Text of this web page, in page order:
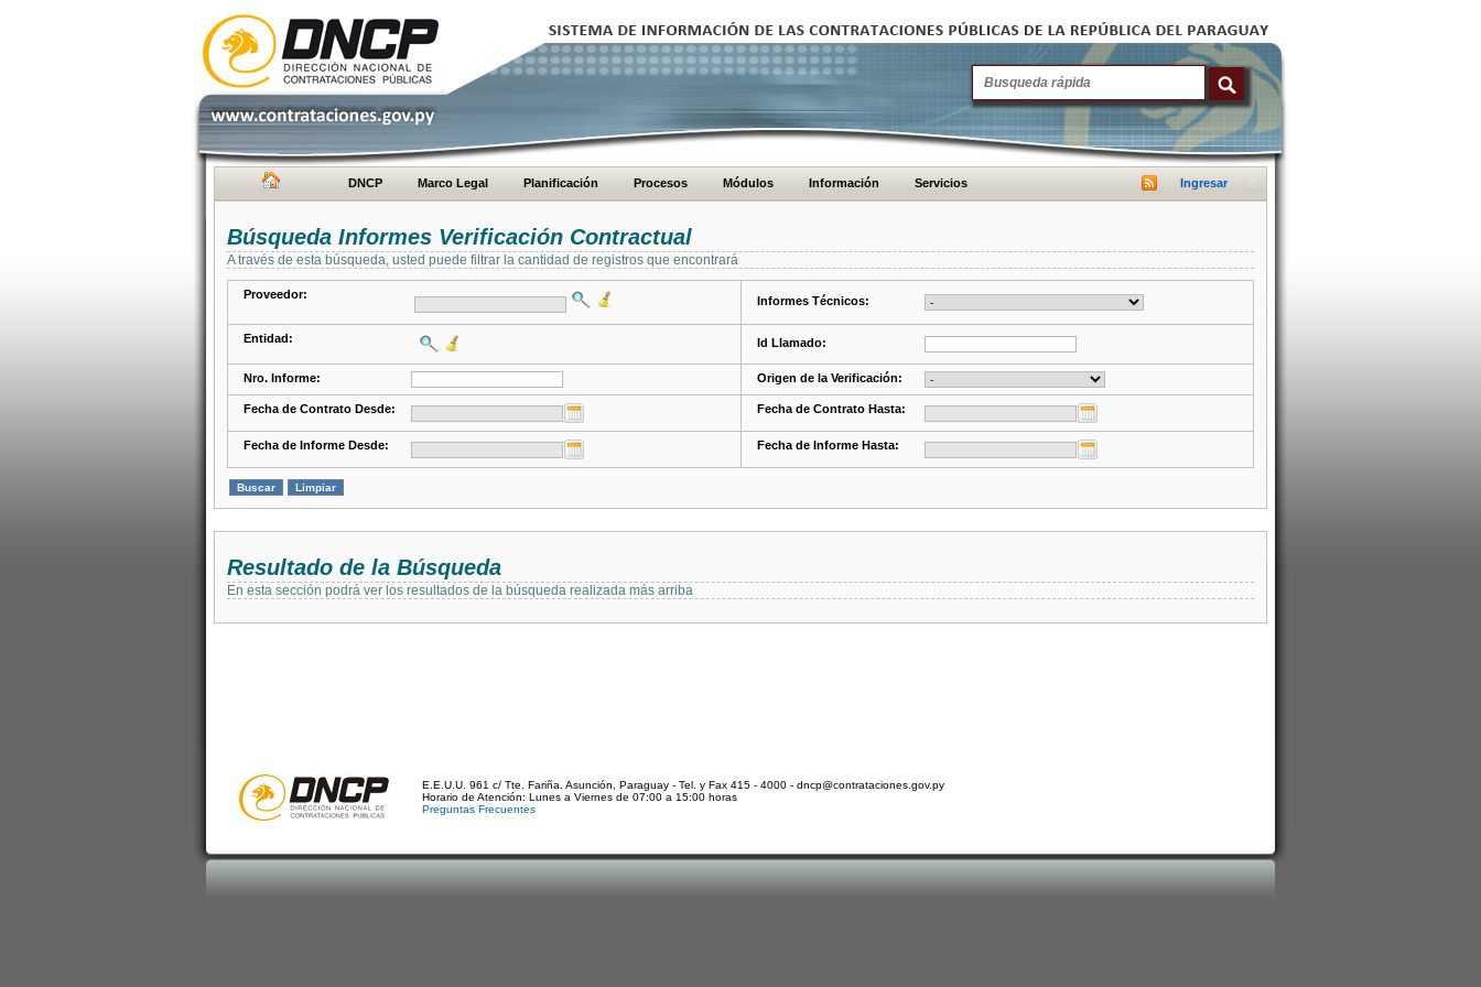
DNCP Marco Legal Planificación Procesos Módulos Información Servicios Ingresar
Búsqueda Informes Verificación Contractual
A través de esta búsqueda, usted puede filtrar la cantidad de registros que encontrará
Proveedor: Informes Técnicos:
Entidad: Id Llamado:
Nro. Informe: Origen de la Verificación:
Fecha de Contrato Desde: Fecha de Contrato Hasta:
Fecha de Informe Desde: Fecha de Informe Hasta:
Resultado de la Búsqueda
En esta sección podrá ver los resultados de la búsqueda realizada más arriba
E.E.U.U. 961 c/ Tte. Fariña. Asunción, Paraguay - Tel. y Fax 415 - 4000 - dncp@contrataciones.gov.py
Horario de Atención: Lunes a Viernes de 07:00 a 15:00 horas
Preguntas Frecuentes